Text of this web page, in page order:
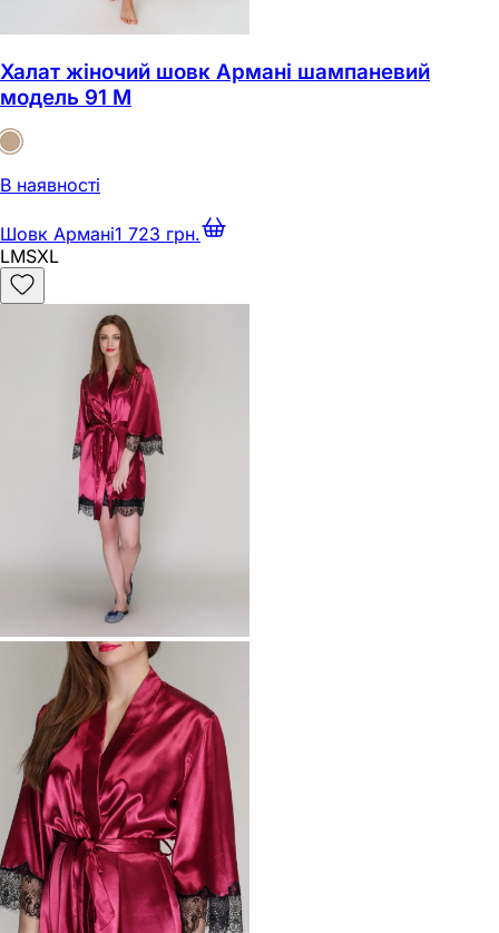
Халат жіночий шовк Армані шампаневий
модель 91 M
В наявності
Шовк Армані1 723 грн.
LMSXL